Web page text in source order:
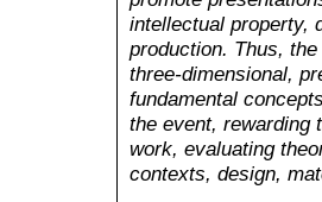
intellectual property,
production. Thus,
three-dimensional,
fundamental
the event, rewarding
work, evaluating
contexts, design,